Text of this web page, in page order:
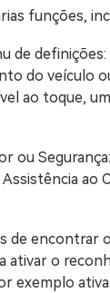
funções,
do veículo
ao toque,
ou
ao
encontrar
ativar o
exemplo